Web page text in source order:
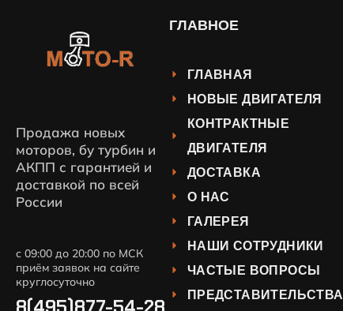
Продажа новых
моторов, бу турбин и
АКПП с гарантией и
доставкой по всей
России
с 09:00 до 20:00 по МСК
приём заявок на сайте
круглосуточно
ГЛАВНОЕ
ГЛАВНАЯ
НОВЫЕ ДВИГАТЕЛЯ
КОНТРАКТНЫЕ
ДВИГАТЕЛЯ
ДОСТАВКА
О НАС
ГАЛЕРЕЯ
НАШИ СОТРУДНИКИ
ЧАСТЫЕ ВОПРОСЫ
ПРЕДСТАВИТЕЛЬСТВА